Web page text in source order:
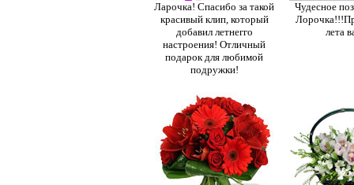
Ларочка! Спасибо за такой
красивый клип, который
добавил летнегго
настроения! Отличный
подарок для любимой
подружки!
Чудесное
лета